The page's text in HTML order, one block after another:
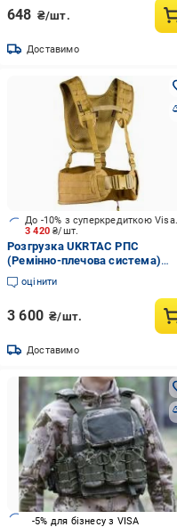
648 ₴/шт.
Доставимо
3 420₴/шт.
До -10% з суперкредиткою Visa Вигода
Розгрузка UKRTAC РПС
(Ремінно-плечова система)
Койот
оцінити
3 600 ₴/шт.
Доставимо
-5% для бізнесу з VISA